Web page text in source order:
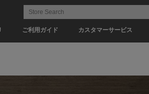
ご利用ガイド カスタマーサービス